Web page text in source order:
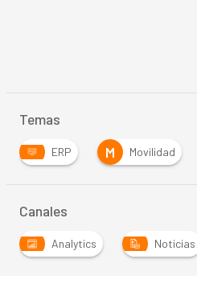
Temas
ERP M Movilidad
Canales
Analytics Noticias